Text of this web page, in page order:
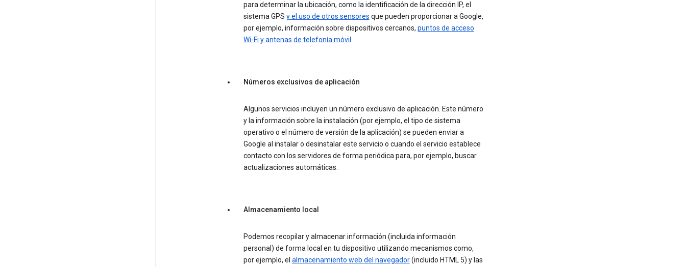
para determinar la ubicación, como la identificación de la dirección IP, el
sistema GPS y el uso de otros sensores que pueden proporcionar a Google,
por ejemplo, información sobre dispositivos cercanos, puntos de acceso
Wi-Fi y antenas de telefonía móvil .
Números exclusivos de aplicación
Algunos servicios incluyen un número exclusivo de aplicación. Este número
y la información sobre la instalación (por ejemplo, el tipo de sistema
operativo o el número de versión de la aplicación) se pueden enviar a
Google al instalar o desinstalar este servicio o cuando el servicio establece
contacto con los servidores de forma periódica para, por ejemplo, buscar
actualizaciones automáticas.
Almacenamiento local
Podemos recopilar y almacenar información (incluida información
personal) de forma local en tu dispositivo utilizando mecanismos como,
por ejemplo, el almacenamiento web del navegador(incluido HTML 5) y las